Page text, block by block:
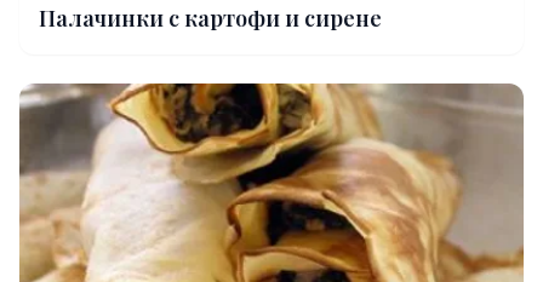
Палачинки с картофи и сирене